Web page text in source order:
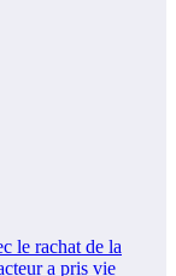
le rachat de la
a pris vie